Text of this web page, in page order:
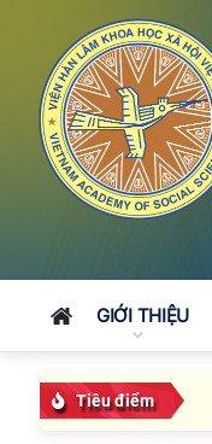
GIỚI THIỆU
Tiêu điểm